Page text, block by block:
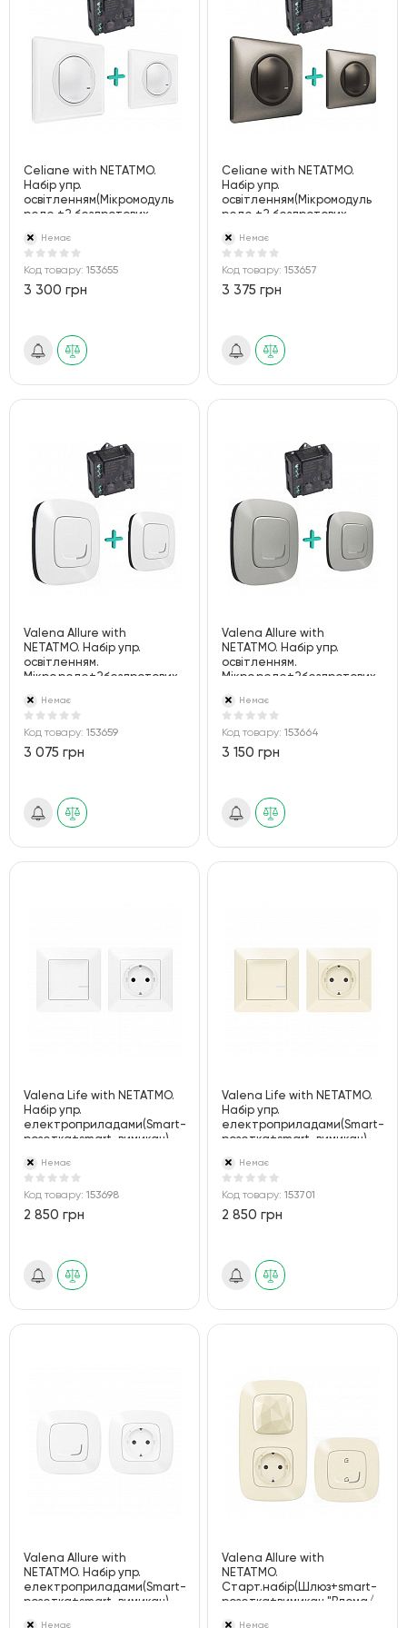
Celiane with NETATMO.
Набір упр.
освітленням(Мікромодуль
реле +2 бездротових
Немає
Код товару: 153655
3 300 грн
Celiane with NETATMO.
Набір упр.
освітленням(Мікромодуль
реле +2 бездротових
Немає
Код товару:153657
3 375 грн
Valena Allure with
NETATMO. Набір упр.
освітленням.
Мікро.реле+2бездротових
Немає
Код товару: 153659
3 075 грн
Valena Allure with
NETATMO. Набір упр.
освітленням.
Мікро.реле+2бездротових
Немає
Код товару:153664
3 150 грн
Valena Life with NETATMO.
Набір упр.
електроприладами(Smart-
розетка+smart-вимикач).
Немає
Код товару: 153698
2 850 грн
Valena Life with NETATMO.
Набір упр.
електроприладами(Smart-
розетка+smart-вимикач).
Немає
Код товару:153701
2 850 грн
Valena Allure with
NETATMO. Набір упр.
електроприладами(Smart-
розетка+smart-вимикач).
Немає
Valena Allure with
NETATMO.
Старт.набір(Шлюз+smart-
розетка+вимикач "Вдома/
Немає